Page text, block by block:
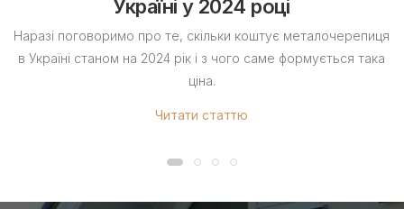
Україні у 2024 році
Наразі поговоримо про те, скільки коштує металочерепиця
в Україні станом на 2024 рік і з чого саме формується така
ціна.
Читати статтю